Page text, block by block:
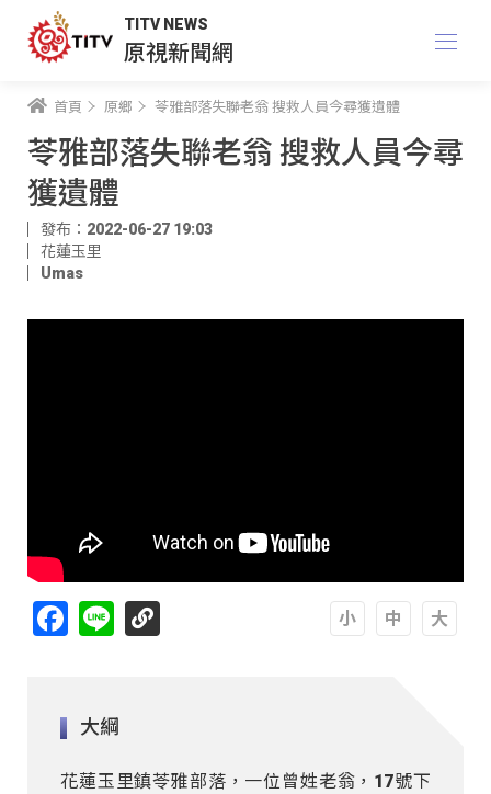
TITV NEWS
原視新聞網
首頁 原鄉 苓雅部落失聯老翁 搜救人員今尋獲遺體
苓雅部落失聯老翁 搜救人員今尋
獲遺體
發布：2022-06-27 19:03
花蓮玉里
Umas
Facebook
Line
大綱
花蓮玉里鎮苓雅部落，一位曾姓老翁，17號下